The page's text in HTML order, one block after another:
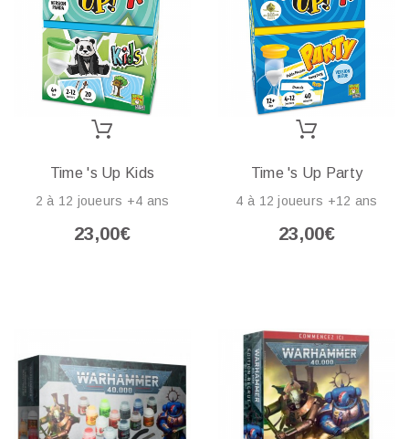
Time 's Up Kids
2 à 12 joueurs +4 ans
23,00€
Time 's Up Party
4 à 12 joueurs +12 ans
23,00€